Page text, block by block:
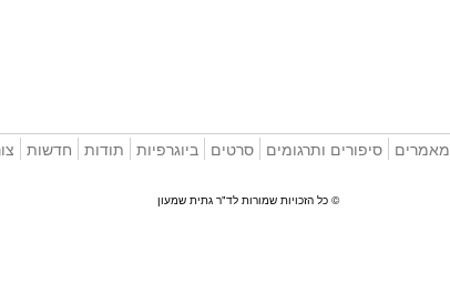
מאמרים סיפורים ותרגומים סרטים ביוגרפיות תודות חדשות
© כל הזכויות שמורות לד"ר גתית שמעון